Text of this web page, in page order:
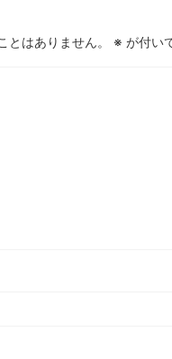
とはありません。 ※ が付い